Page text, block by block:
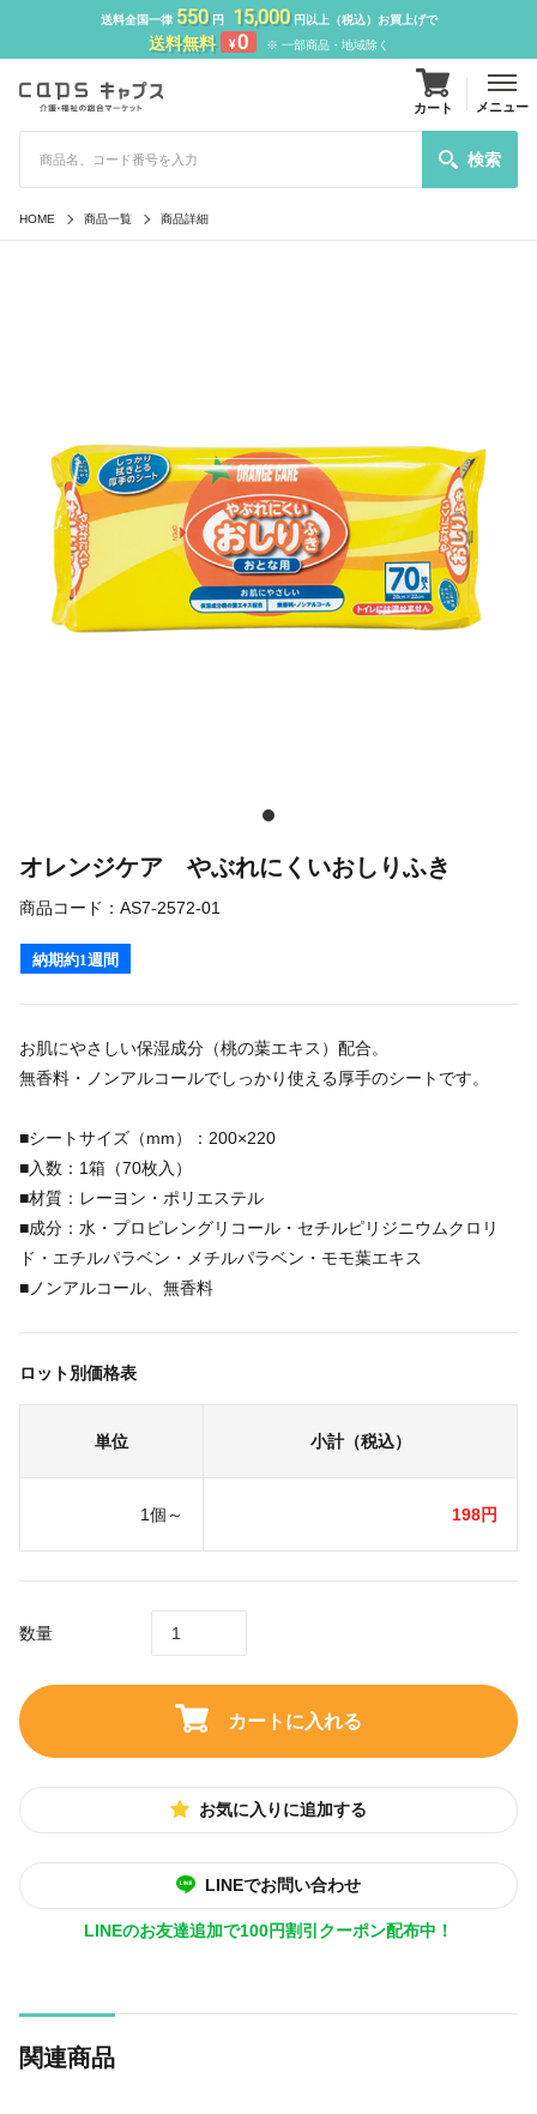
送料全国一律 550円 15,000円以上（税込）お買上げで
送料無料 ¥0 ※ 一部商品・地域除く
検索
カート メニュー
HOME 商品一覧 商品詳細
オレンジケア やぶれにくいおしりふき
商品コード： AS7-2572-01
納期約1週間
お肌にやさしい保湿成分（桃の葉エキス）配合。
無香料・ノンアルコールでしっかり使える厚手のシートです。
■シートサイズ（mm）：200×220
■入数：1箱（70枚入）
■材質：レーヨン・ポリエステル
■成分：水・プロピレングリコール・セチルピリジニウムクロリ
ド・エチルパラベン・メチルパラベン・モモ葉エキス
■ノンアルコール、無香料
ロット別価格表
単位 小計（税込）
1個～ 198円
数量
カートに入れる
お気に入りに追加する
LINEでお問い合わせ
LINEのお友達追加で100円割引クーポン配布中！
関連商品